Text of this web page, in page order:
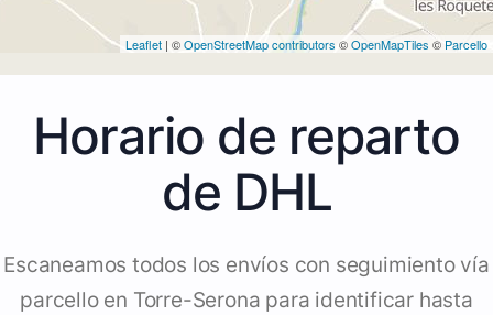
Leaflet | ©OpenStreetMap contributors ©OpenMapTiles © Parcello
Horario de reparto
de DHL
Escaneamos todos los envíos con seguimiento vía
parcello en Torre-Serona para identificar hasta